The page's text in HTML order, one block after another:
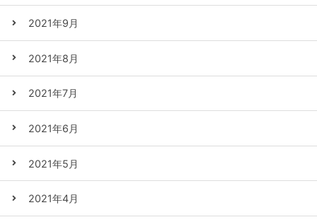
2021年9月
2021年8月
2021年7月
2021年6月
2021年5月
2021年4月